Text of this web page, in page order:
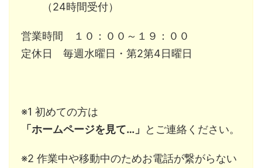
（24時間受付）
営業時間 １０：００～１９：００
定休日 毎週水曜日・第2第4日曜日
※1 初めての方は
「ホームページを見て…」
とご連絡ください。
※2 作業中や移動中のためお電話が繋がらない